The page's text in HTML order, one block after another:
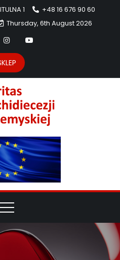
1
+48 16 676 90 60
Thursday, 6th August 2026